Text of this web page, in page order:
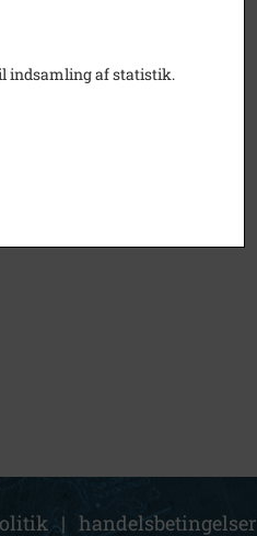
| handelsbetingelser
indsamling af statistik.